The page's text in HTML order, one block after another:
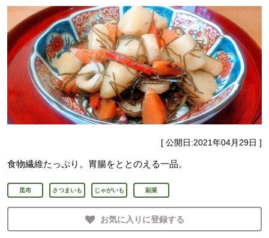
[ 公開日:2021年04月29日 ]
食物繊維たっぷり。胃腸をととのえる一品。
昆布 さつまいも じゃがいも 副菜
お気に入りに登録する